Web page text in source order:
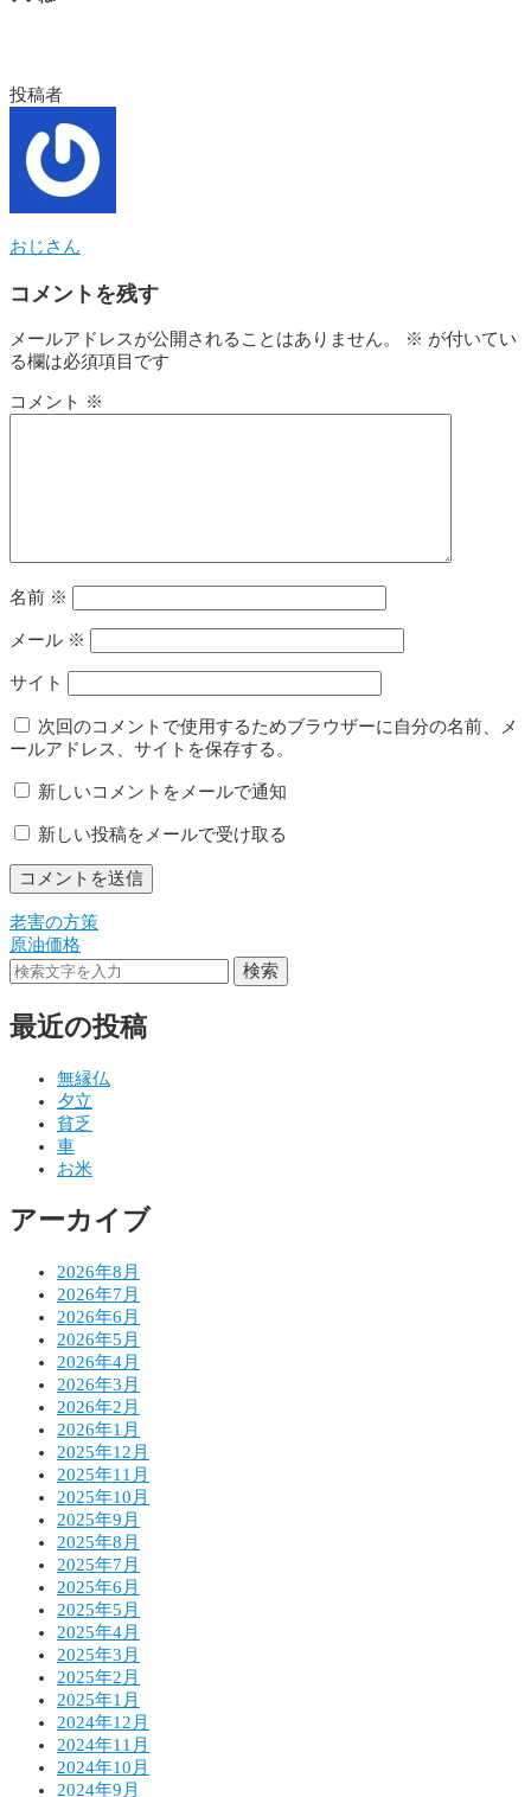
投稿者
おじさん
コメントを残す
メールアドレスが公開されることはありません。 ※ が付いてい
る欄は必須項目です
コメント ※
名前 ※
メール ※
サイト
次回のコメントで使用するためブラウザーに自分の名前、メ
ールアドレス、サイトを保存する。
新しいコメントをメールで通知
新しい投稿をメールで受け取る
投
稿
ビ
ン
老害の方策
原油価格
検索
最近の投稿
無縁仏
夕立
貧乏
車
お米
アーカイブ
2026年8月
2026年7月
2026年6月
2026年5月
2026年4月
2026年3月
2026年2月
2026年1月
2025年12月
2025年11月
2025年10月
2025年9月
2025年8月
2025年7月
2025年6月
2025年5月
2025年4月
2025年3月
2025年2月
2025年1月
2024年12月
2024年11月
2024年10月
2024年9月